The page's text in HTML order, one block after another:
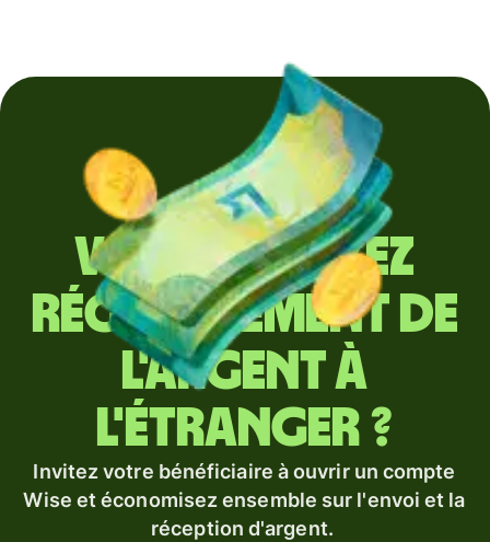
Vous envoyez
régulièrement de
l'argent à
l'étranger ?
Invitez votre bénéficiaire à ouvrir un compte
Wise et économisez ensemble sur l'envoi et la
réception d'argent.